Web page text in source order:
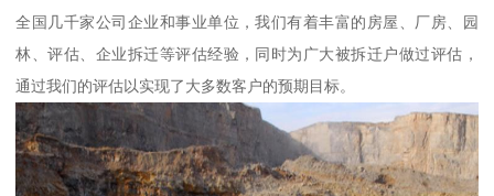
全国几千家公司企业和事业单位，我们有着丰富的房屋、厂房、园
林、评估、企业拆迁等评估经验，同时为广大被拆迁户做过评估，
通过我们的评估以实现了大多数客户的预期目标。